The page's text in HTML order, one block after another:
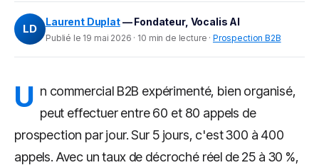
LD
Laurent Duplat— Fondateur, Vocalis AI
Publié le 19 mai 2026 · 10 min de lecture · Prospection B2B
U n commercial B2B expérimenté, bien organisé,
peut effectuer entre 60 et 80 appels de
prospection par jour. Sur 5 jours, c'est 300 à 400
appels. Avec un taux de décroché réel de 25 à 30 %,